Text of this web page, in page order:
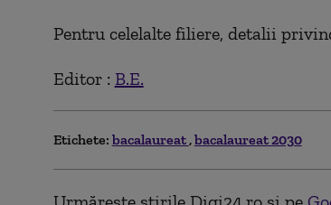
Pentru celelalte filiere, detalii
Editor : B.E.
Etichete: bacalaureat bacalaureat 2030